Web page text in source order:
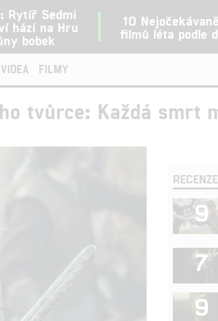
Rytíř Sedmi
hází na Hru
bobek
10
filmů léta podle
VIDEA FILMY
tvůrce: Každá smrt
9
7
9